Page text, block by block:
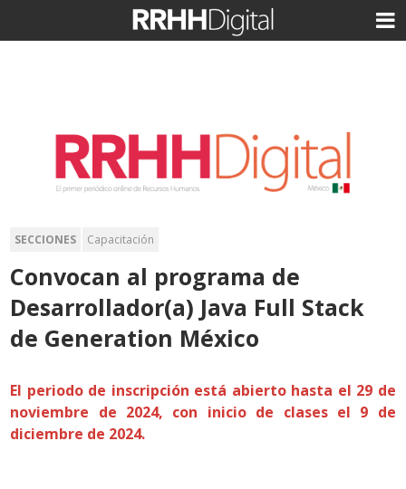
SECCIONES Capacitación
Convocan al programa de
Desarrollador(a) Java Full Stack
de Generation México
El periodo de inscripción está abierto hasta el 29 de
noviembre de 2024, con inicio de clases el 9 de
diciembre de 2024.